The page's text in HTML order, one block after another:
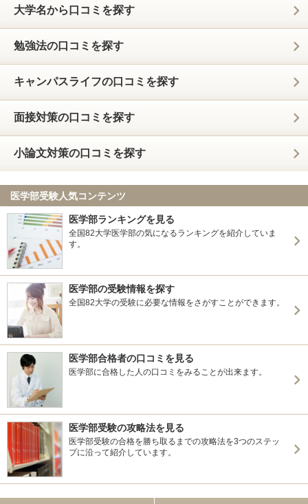
大学名から口コミを探す
勉強法の口コミを探す
キャンパスライフの口コミを探す
面接対策の口コミを探す
小論文対策の口コミを探す
医学部受験人気コンテンツ
医学部ランキングを見る
全国82大学医学部の気になるランキングを紹介していま
す。
医学部の受験情報を探す
全国82大学の受験に必要な情報をさがすことができます。
医学部合格者の口コミを見る
医学部に合格した人の口コミをみることが出来ます。
医学部受験の攻略法を見る
医学部受験の合格を勝ち取るまでの攻略法を3つのステッ
プに沿って紹介しています。